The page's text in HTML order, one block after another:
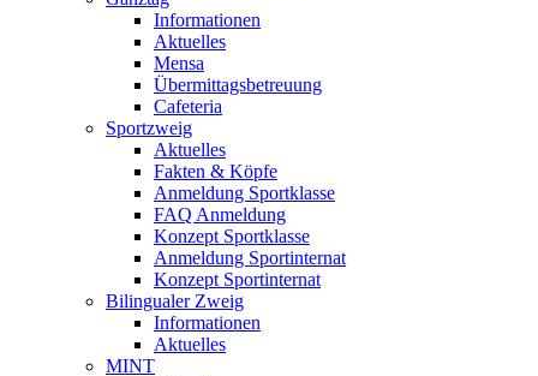
Informationen
Aktuelles
Mensa
Übermittagsbetreuung
Cafeteria
Sportzweig
Aktuelles
Fakten & Köpfe
Anmeldung Sportklasse
FAQ Anmeldung
Konzept Sportklasse
Anmeldung Sportinternat
Konzept Sportinternat
Bilingualer Zweig
Informationen
Aktuelles
MINT